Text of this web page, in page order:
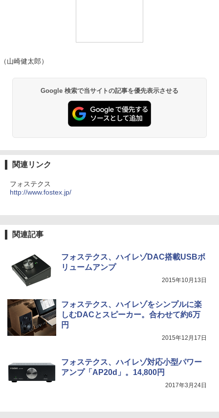
（山崎健太郎）
Google 検索で当サイトの記事を優先表示させる
関連リンク
フォステクス
http://www.fostex.jp/
関連記事
フォステクス、ハイレゾDAC搭載USBボ
リュームアンプ
2015年10月13日
フォステクス、ハイレゾをシンプルに楽
しむDACとスピーカー。合わせて約6万
円
2015年12月17日
フォステクス、ハイレゾ対応小型パワー
アンプ「AP20d」。14,800円
2017年3月24日